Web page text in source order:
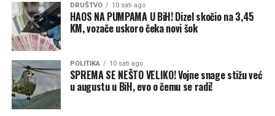
DRUŠTVO 10 sati ago
HAOS NA PUMPAMA U BiH! Dizel skočio na 3,45
KM, vozače uskoro čeka novi šok
POLITIKA 10 sati ago
SPREMA SE NEŠTO VELIKO! Vojne snage stižu već
u augustu u BiH, evo o čemu se radi!